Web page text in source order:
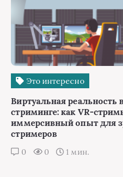
Это интересно
Виртуальная реальность
стриминге: как VR-
иммерсивный опыт для
стримеров
0 0 1 мин.